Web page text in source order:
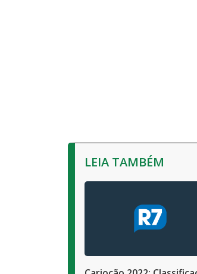
LEIA TAMBÉM